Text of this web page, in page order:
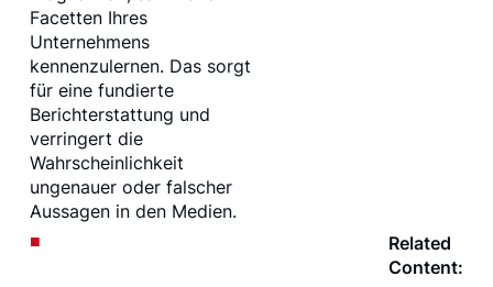
Facetten Ihres
Unternehmens
kennenzulernen. Das sorgt
für eine fundierte
Berichterstattung und
verringert die
Wahrscheinlichkeit
ungenauer oder falscher
Aussagen in den Medien.
Related
Content: